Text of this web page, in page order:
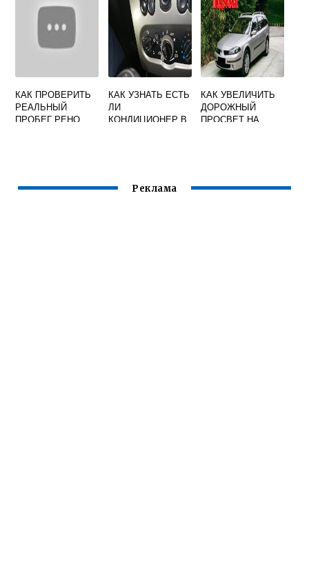
КАК ПРОВЕРИТЬ
РЕАЛЬНЫЙ
ПРОБЕГ РЕНО
КАК УЗНАТЬ ЕСТЬ
ЛИ
КОНДИЦИОНЕР В
КАК УВЕЛИЧИТЬ
ДОРОЖНЫЙ
ПРОСВЕТ НА
Реклама